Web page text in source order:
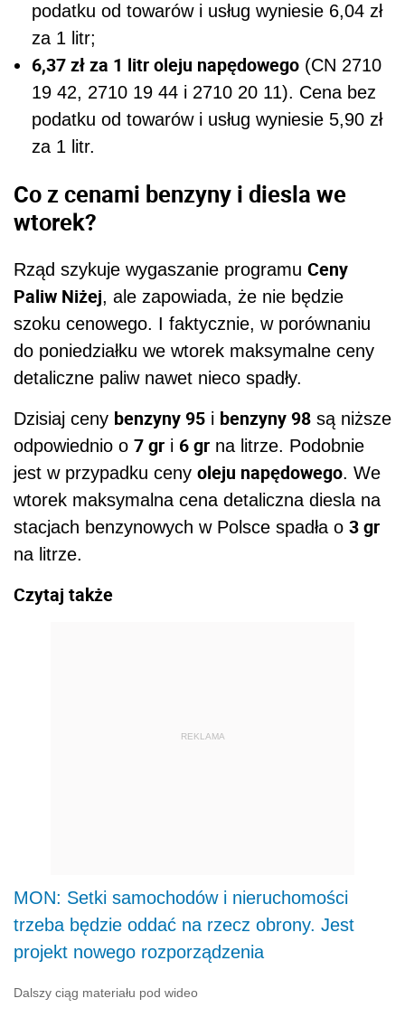
podatku od towarów i usług wyniesie 6,04 zł
za 1 litr;
6,37 zł za 1 litr oleju napędowego (CN 2710
19 42, 2710 19 44 i 2710 20 11). Cena bez
podatku od towarów i usług wyniesie 5,90 zł
za 1 litr.
Co z cenami benzyny i diesla we
wtorek?
Rząd szykuje wygaszanie programu Ceny
Paliw Niżej, ale zapowiada, że nie będzie
szoku cenowego. I faktycznie, w porównaniu
do poniedziałku we wtorek maksymalne ceny
detaliczne paliw nawet nieco spadły.
Dzisiaj ceny benzyny 95 i benzyny 98 są niższe
odpowiednio o 7 gr i 6 gr na litrze. Podobnie
jest w przypadku ceny oleju napędowego. We
wtorek maksymalna cena detaliczna diesla na
stacjach benzynowych w Polsce spadła o 3 gr
na litrze.
Czytaj także
REKLAMA
MON: Setki samochodów i nieruchomości
trzeba będzie oddać na rzecz obrony. Jest
projekt nowego rozporządzenia
Dalszy ciąg materiału pod wideo